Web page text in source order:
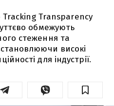
Tracking Transparency
обмежують
стеження та
високі
для індустрії.